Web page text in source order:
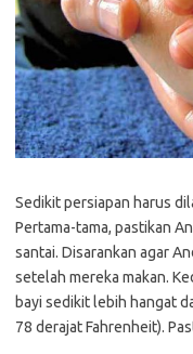
Sedikit persiapan harus
Pertama-tama, pastikan
santai. Disarankan agar
setelah mereka makan.
bayi sedikit lebih hangat
78 derajat Fahrenheit).